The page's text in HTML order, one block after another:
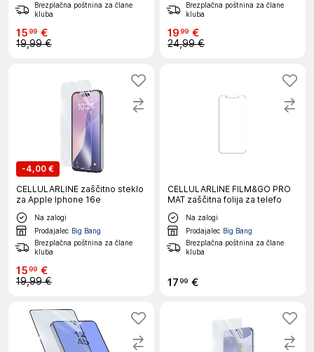
Brezplačna poštnina za člane
kluba
1599 €
19,99 €
Brezplačna poštnina za člane
kluba
1999 €
24,99 €
-4,00 €
CELLULARLINE zaščitno steklo
za Apple Iphone 16e
Na zalogi
Prodajalec Big Bang
Brezplačna poštnina za člane
kluba
1599 €
19,99 €
CELLULARLINE FILM&GO PRO
MAT zaščitna folija za telefo
Na zalogi
Prodajalec Big Bang
Brezplačna poštnina za člane
kluba
1799 €